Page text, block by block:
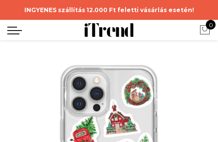
INGYENES szállítás 12.000 Ft feletti vásárlás esetén!
0